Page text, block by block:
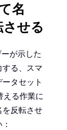
名
させる
が示した
る、スマ
タセット
える作業に
を反転させ